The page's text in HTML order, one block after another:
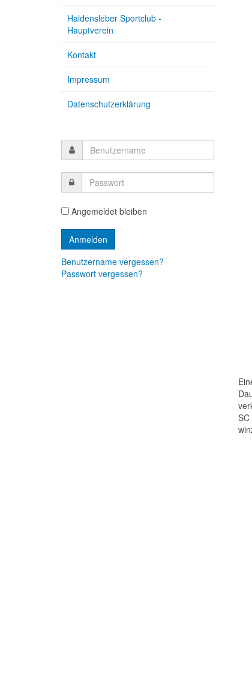
Haldensleber Sportclub -
Hauptverein
Kontakt
Impressum
Datenschutzerklärung
Angemeldet bleiben
Benutzername vergessen?
Passwort vergessen?